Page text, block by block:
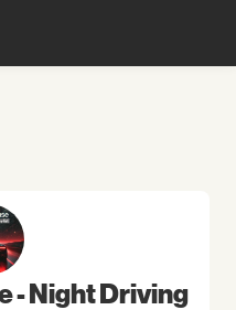
- Night Driving